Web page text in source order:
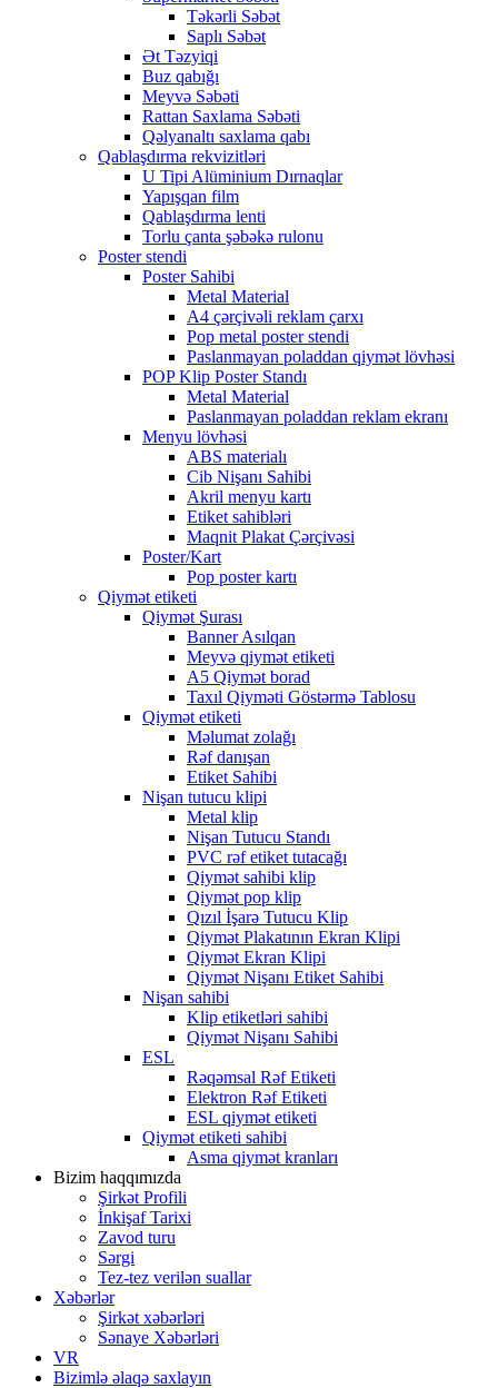
Təkərli Səbət
Saplı Səbət
Ət Təzyiqi
Buz qabığı
Meyvə Səbəti
Rattan Saxlama Səbəti
Qəlyanaltı saxlama qabı
Qablaşdırma rekvizitləri
U Tipi Alüminium Dırnaqlar
Yapışqan film
Qablaşdırma lenti
Torlu çanta şəbəkə rulonu
Poster stendi
Poster Sahibi
Metal Material
A4 çərçivəli reklam çarxı
Pop metal poster stendi
Paslanmayan poladdan qiymət lövhəsi
POP Klip Poster Standı
Metal Material
Paslanmayan poladdan reklam ekranı
Menyu lövhəsi
ABS materialı
Cib Nişanı Sahibi
Akril menyu kartı
Etiket sahibləri
Maqnit Plakat Çərçivəsi
Poster/Kart
Pop poster kartı
Qiymət etiketi
Qiymət Şurası
Banner Asılqan
Meyvə qiymət etiketi
A5 Qiymət borad
Taxıl Qiyməti Göstərmə Tablosu
Qiymət etiketi
Məlumat zolağı
Rəf danışan
Etiket Sahibi
Nişan tutucu klipi
Metal klip
Nişan Tutucu Standı
PVC rəf etiket tutacağı
Qiymət sahibi klip
Qiymət pop klip
Qızıl İşarə Tutucu Klip
Qiymət Plakatının Ekran Klipi
Qiymət Ekran Klipi
Qiymət Nişanı Etiket Sahibi
Nişan sahibi
Klip etiketləri sahibi
Qiymət Nişanı Sahibi
ESL
Rəqəmsal Rəf Etiketi
Elektron Rəf Etiketi
ESL qiymət etiketi
Qiymət etiketi sahibi
Asma qiymət kranları
Bizim haqqımızda
Şirkət Profili
İnkişaf Tarixi
Zavod turu
Sərgi
Tez-tez verilən suallar
Xəbərlər
Şirkət xəbərləri
Sənaye Xəbərləri
VR
Bizimlə əlaqə saxlayın